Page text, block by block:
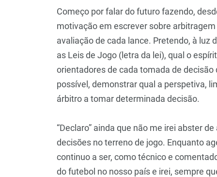
Começo por falar do futuro fazendo,
motivação em escrever sobre
avaliação de cada lance. Pretendo, à luz
as Leis de Jogo (letra da lei), qual o
orientadores de cada tomada de
possível, demonstrar qual a perspetiva,
árbitro a tomar determinada decisão.
“Declaro” ainda que não me irei abster
decisões no terreno de jogo. Enquanto
continuo a ser, como técnico e
do futebol no nosso país e irei, sempre